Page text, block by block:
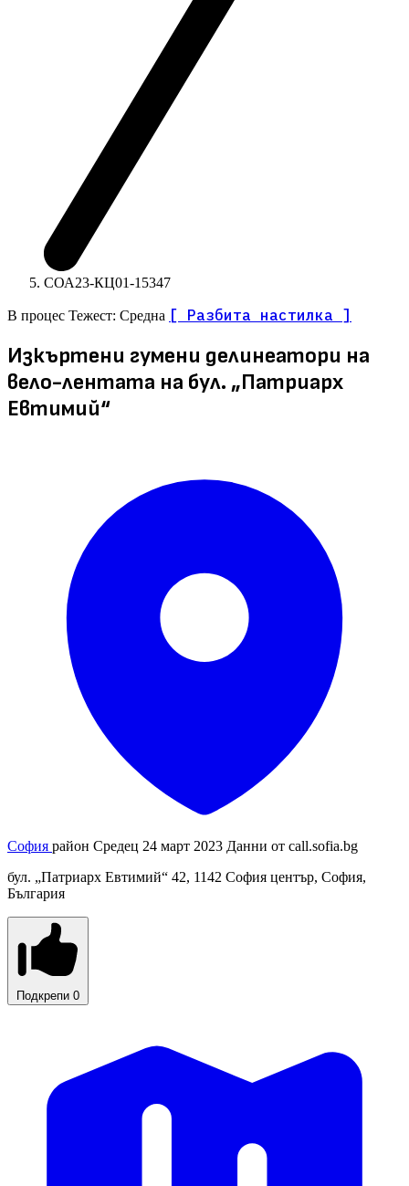
СОА23-КЦ01-15347
В процес Тежест: Средна [ Разбита настилка ]
Изкъртени гумени делинеатори на
вело-лентата на бул. „Патриарх
Евтимий“
София район Средец 24 март 2023 Данни от call.sofia.bg
бул. „Патриарх Евтимий“ 42, 1142 София център, София,
България
Подкрепи 0